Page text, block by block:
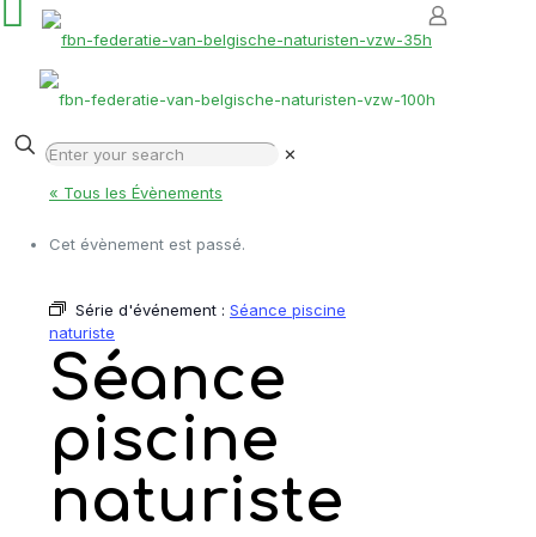
✕
« Tous les Évènements
Cet évènement est passé.
Série d'événement : Séance piscine
naturiste
Séance
piscine
naturiste